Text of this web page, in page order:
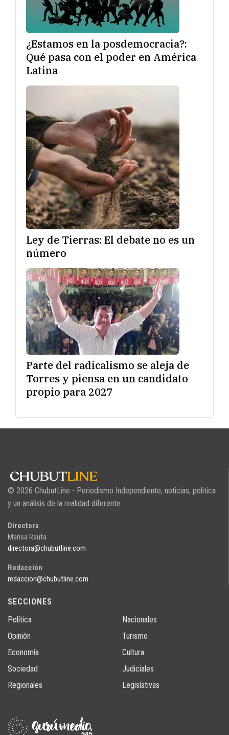
¿Estamos en la posdemocracia?:
Qué pasa con el poder en América
Latina
Ley de Tierras: El debate no es un
número
Parte del radicalismo se aleja de
Torres y piensa en un candidato
propio para 2027
© 2026 ChubutLine - Periodismo Independiente, noticias, politica
y un análisis de la realidad diferente.
Directora
Marisa Rauta
directora@chubutline.com
Redacción
redaccion@chubutline.com
SECCIONES
Política
Opinión
Economía
Sociedad
Regionales
Nacionales
Turismo
Cultura
Judiciales
Legislativas